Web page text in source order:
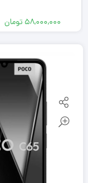
۵۸,۰۰۰,۰۰۰تومان